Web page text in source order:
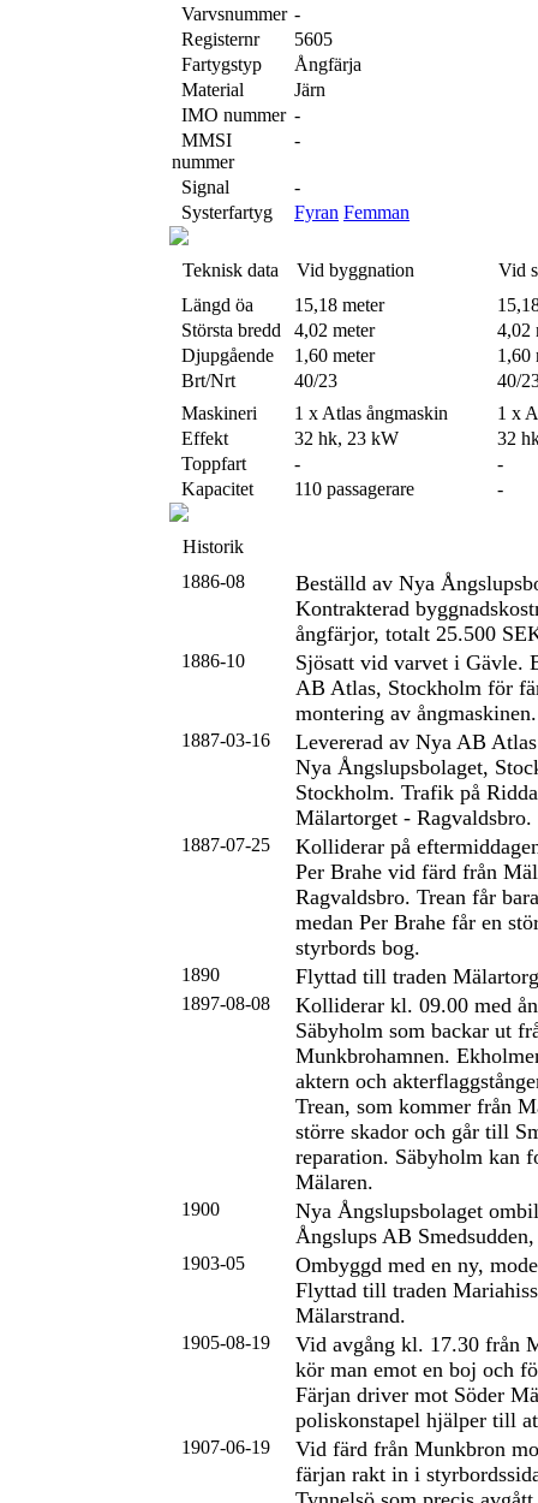
Varvsnummer -
Registernr
5605
Fartygstyp
Ångfärja
Material
Järn
IMO nummer -
MMSI
nummer
-
Signal
-
Systerfartyg
Fyran Femman
Teknisk data Vid byggnation
Vid
Längd öa
15,18 meter
Största bredd
4,02 meter
4,02
Djupgående
1,60 meter
1,60
Brt/Nrt
40/23
40/
Maskineri
1 x Atlas ångmaskin
1 x
Effekt
32 hk, 23 kW
32
Toppfart
-
-
Kapacitet
110 passagerare -
Historik
1886-08
Beställd av Nya
Kontrakterad
ångfärjor, totalt 25.500
1886-10
Sjösatt vid varvet i Gävle.
AB Atlas, Stockholm för
montering av ångmaskinen.
1887-03-16
Levererad av Nya AB
Nya Ångslupsbolaget,
Stockholm. Trafik på
Mälartorget - Ragvaldsbro.
1887-07-25
Kolliderar på
Per Brahe vid färd från
Ragvaldsbro. Trean får
medan Per Brahe får en
styrbords bog.
1890 Flyttad till traden
1897-08-08
Kolliderar kl. 09.00 med
Säbyholm som backar ut
Munkbrohamnen.
aktern och
Trean, som kommer från
större skador och går till
reparation. Säbyholm kan
Mälaren.
1900
Nya Ångslupsbolaget
Ångslups AB
1903-05
Ombyggd med en ny,
Flyttad till traden
Mälarstrand.
1905-08-19
Vid avgång kl. 17.30 från
kör man emot en boj och
Färjan driver mot Söder
poliskonstapel hjälper till
1907-06-19
Vid färd från Munkbron
färjan rakt in i